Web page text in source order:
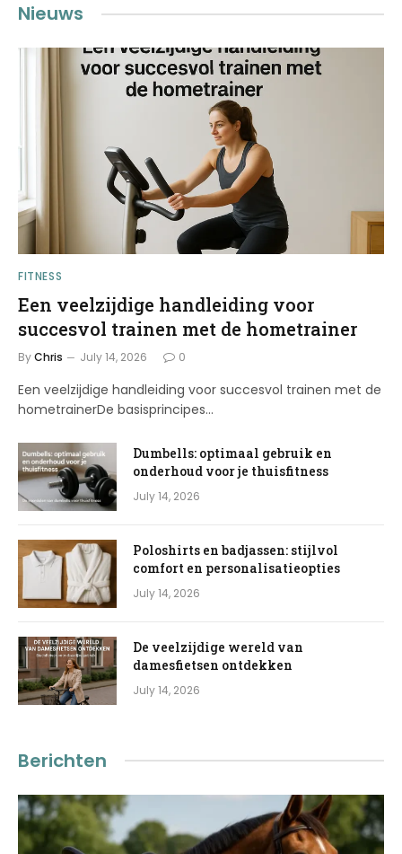
Nieuws
FITNESS
Een veelzijdige handleiding voor
succesvol trainen met de hometrainer
ByChris July 14, 2026 0
Een veelzijdige handleiding voor succesvol trainen met de
hometrainerDe basisprincipes…
Dumbells: optimaal gebruik en
onderhoud voor je thuisfitness
July 14, 2026
Poloshirts en badjassen: stijlvol
comfort en personalisatieopties
July 14, 2026
De veelzijdige wereld van
damesfietsen ontdekken
July 14, 2026
Berichten